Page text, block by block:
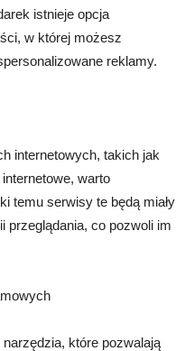
istnieje opcja
w której możesz
reklamy.
internetowych, takich jak
warto
temu serwisy te będą miały
przeglądania, co pozwoli im
które pozwalają